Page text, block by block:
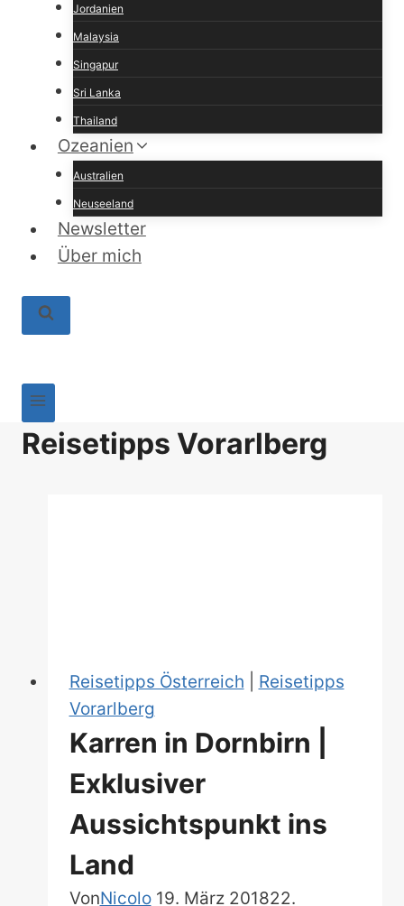
Jordanien
Malaysia
Singapur
Sri Lanka
Thailand
Ozeanien
Australien
Neuseeland
Newsletter
Über mich
Reisetipps Vorarlberg
Reisetipps Österreich
Reisetipps
Vorarlberg
Karren in Dornbirn |
Exklusiver
Aussichtspunkt ins
Land
VonNicolo 19. März 201822.